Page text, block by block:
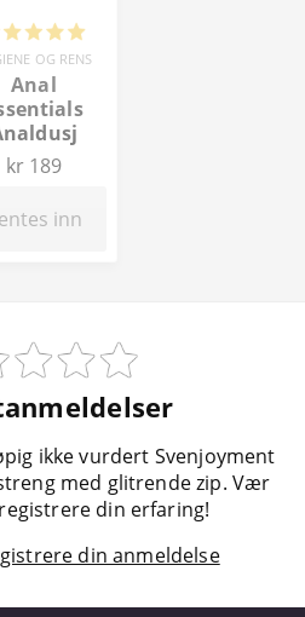
OG RENS
Anal
kr 189
inn
ikke vurdert Svenjoyment
med glitrende zip. Vær
din erfaring!
din anmeldelse